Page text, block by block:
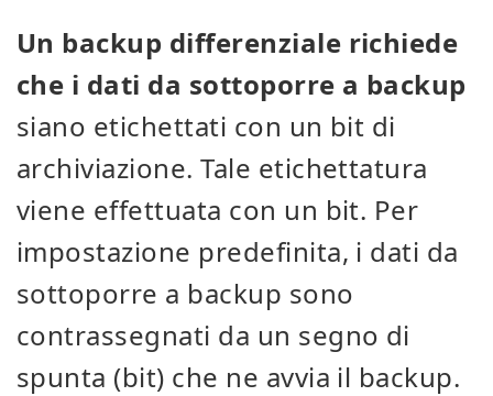
Un backup differenziale richiede
che i dati da sottoporre a backup
siano etichettati con un bit di
archiviazione. Tale etichettatura
viene effettuata con un bit. Per
impostazione predefinita, i dati da
sottoporre a backup sono
contrassegnati da un segno di
spunta (bit) che ne avvia il backup.